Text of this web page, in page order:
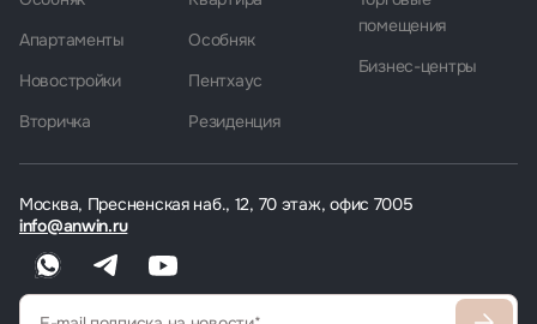
Москва, Пресненская наб., 12, 70 этаж, офис 7005
info@anwin.ru
Апартаменты
Новостройки
Вторичка
Особняк
Пентхаус
Резиденция
помещения
Бизнес-центры